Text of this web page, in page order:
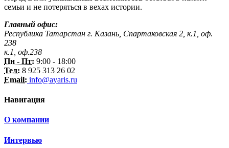
семьи и не потеряться в вехах истории.
Главный офис:
Республика Татарстан г. Казань, Спартаковская 2, к.1, оф.
238
к.1, оф.238
Пн - Пт: 9:00 - 18:00
Тел: 8 925 313 26 02
Email: info@ayaris.ru
Навигация
О компании
Интервью